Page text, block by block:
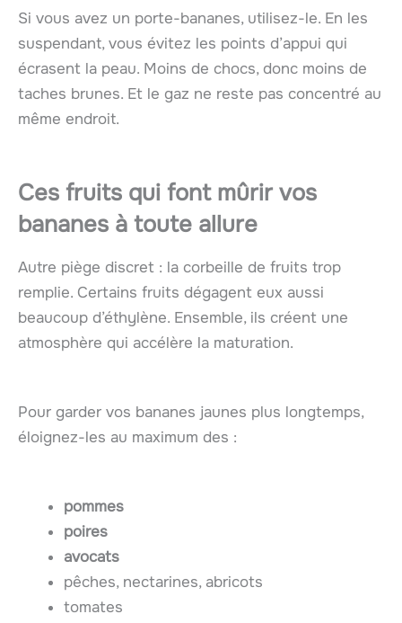
Si vous avez un porte-bananes, utilisez-le. En les
suspendant, vous évitez les points d’appui qui
écrasent la peau. Moins de chocs, donc moins de
taches brunes. Et le gaz ne reste pas concentré au
même endroit.
Ces fruits qui font mûrir vos
bananes à toute allure
Autre piège discret : la corbeille de fruits trop
remplie. Certains fruits dégagent eux aussi
beaucoup d’éthylène. Ensemble, ils créent une
atmosphère qui accélère la maturation.
Pour garder vos bananes jaunes plus longtemps,
éloignez-les au maximum des :
pommes
poires
avocats
pêches, nectarines, abricots
tomates